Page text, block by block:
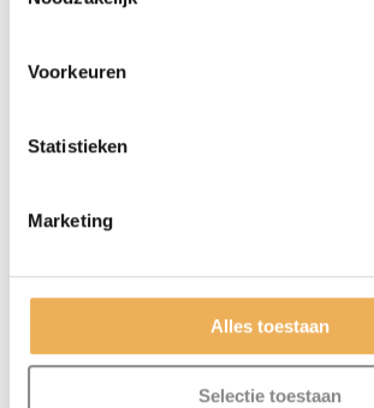
Voorkeuren
Statistieken
Marketing
Alles toestaan
Selectie toestaan
u nodig hebt.
GERELATEERDE